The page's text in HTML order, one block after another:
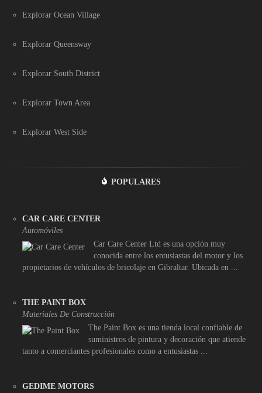
Explorar Ocean Village
Explorar Queensway
Explorar South District
Explorar Town Area
Explorar West Side
POPULARES
CAR CARE CENTER
Automóviles
Car Care Center Ltd es una opción muy
conocida entre los entusiastas del motor y los
propietarios de vehículos de bricolaje en Gibraltar. Ubicada en ...
THE PAINT BOX
Materiales De Construcción
The Paint Box es una tienda local confiable de
suministros de pintura y decoración que atiende
tanto a comerciantes profesionales como a entusiastas ...
GEDIME MOTORS